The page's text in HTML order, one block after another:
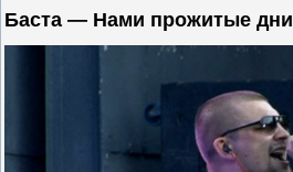
Баста — Нами прожитые дни